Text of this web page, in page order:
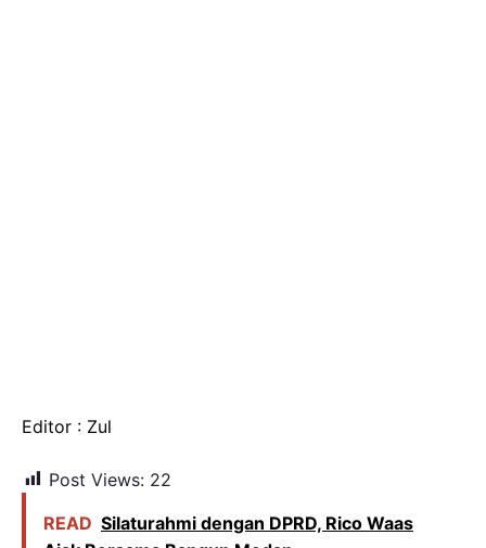
Editor : Zul
Post Views: 22
READ Silaturahmi dengan DPRD, Rico Waas